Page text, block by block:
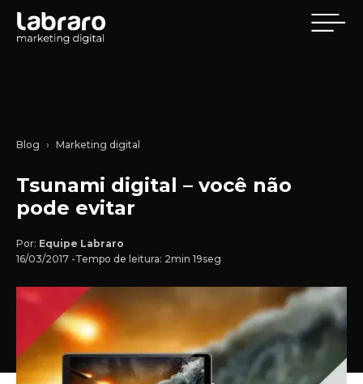
Blog Marketing digital
Tsunami digital – você não
pode evitar
Por: Equipe Labraro
16/03/2017 -Tempo de leitura: 2min 19seg